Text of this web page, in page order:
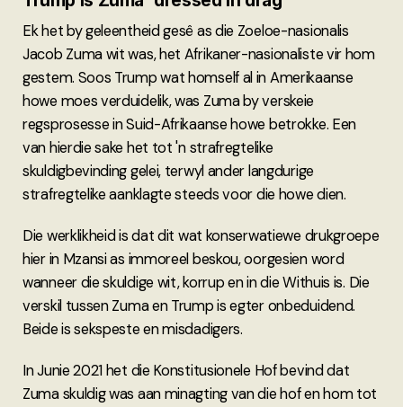
Ek het by geleentheid gesê as die Zoeloe-nasionalis
Jacob Zuma wit was, het Afrikaner-nasionaliste vir hom
gestem. Soos Trump wat homself al in Amerikaanse
howe moes verduidelik, was Zuma by verskeie
regsprosesse in Suid-Afrikaanse howe betrokke. Een
van hierdie sake het tot 'n strafregtelike
skuldigbevinding gelei, terwyl ander langdurige
strafregtelike aanklagte steeds voor die howe dien.
Die werklikheid is dat dit wat konserwatiewe drukgroepe
hier in Mzansi as immoreel beskou, oorgesien word
wanneer die skuldige wit, korrup en in die Withuis is. Die
verskil tussen Zuma en Trump is egter onbeduidend.
Beide is sekspeste en misdadigers.
In Junie 2021 het die Konstitusionele Hof bevind dat
Zuma skuldig was aan minagting van die hof en hom tot